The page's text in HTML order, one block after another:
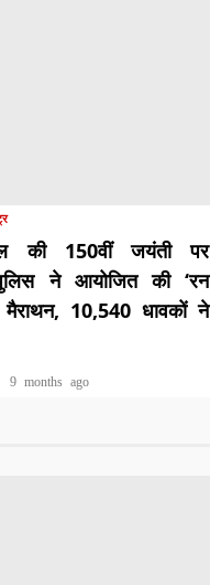
की 150वीं जयंती पर
ने आयोजित की ‘रन
मैराथन, 10,540 धावकों ने
9 months ago